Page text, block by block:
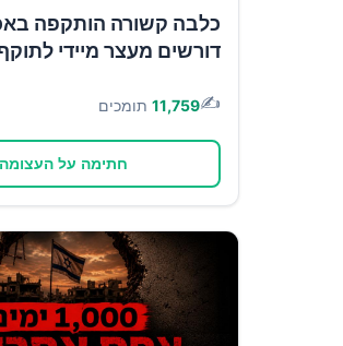
כלבה קשורה הותקפה
דורשים מעצר מיידי
✍️
11,759 תומכים
חתימה על העצומה